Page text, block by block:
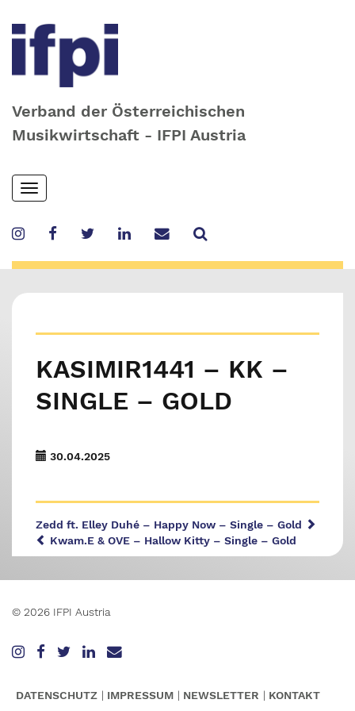
Verband der Österreichischen
Musikwirtschaft - IFPI Austria
Skip
to
content
Toggle
navigation
KASIMIR1441 – KK –
SINGLE – GOLD
30.04.2025
Zedd ft. Elley Duhé – Happy Now – Single – Gold
Kwam.E & OVE – Hallow Kitty – Single – Gold
© 2026 IFPI Austria
DATENSCHUTZ IMPRESSUM NEWSLETTER KONTAKT